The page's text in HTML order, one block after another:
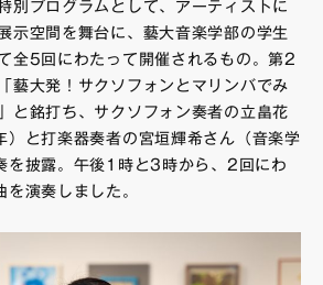
別プログラムとして、アーティストに
示空間を舞台に、藝大音楽学部の学生
全5回にわたって開催されるもの。第2
藝大発！サクソフォンとマリンバでみ
と銘打ち、サクソフォン奏者の立畠花
）と打楽器奏者の宮垣輝希さん（音楽学
を披露。午後1時と3時から、2回にわ
演奏しました。